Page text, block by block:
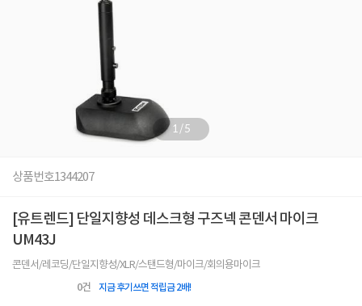
1/5
상품번호1344207
[유트렌드] 단일지향성 데스크형 구즈넥 콘덴서 마이크
UM43J
콘덴서/레코딩/단일지향성/XLR/스탠드형/마이크/회의용마이크
0건 지금 후기쓰면 적립금 2배!